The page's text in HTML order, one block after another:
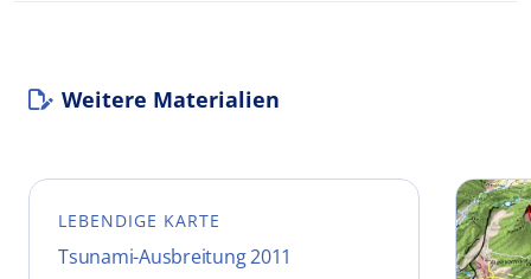
Weitere Materialien
LEBENDIGE KARTE
Tsunami-Ausbreitung 2011